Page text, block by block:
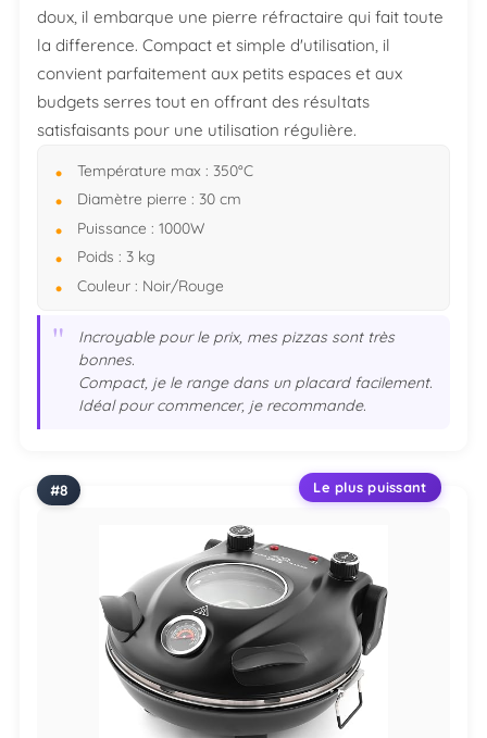
doux, il embarque une pierre réfractaire qui fait toute
la difference. Compact et simple d'utilisation, il
convient parfaitement aux petits espaces et aux
budgets serres tout en offrant des résultats
satisfaisants pour une utilisation régulière.
Température max : 350°C
Diamètre pierre : 30 cm
Puissance : 1000W
Poids : 3 kg
Couleur : Noir/Rouge
"
Incroyable pour le prix, mes pizzas sont très
bonnes.
Compact, je le range dans un placard facilement.
Idéal pour commencer, je recommande.
Le plus puissant